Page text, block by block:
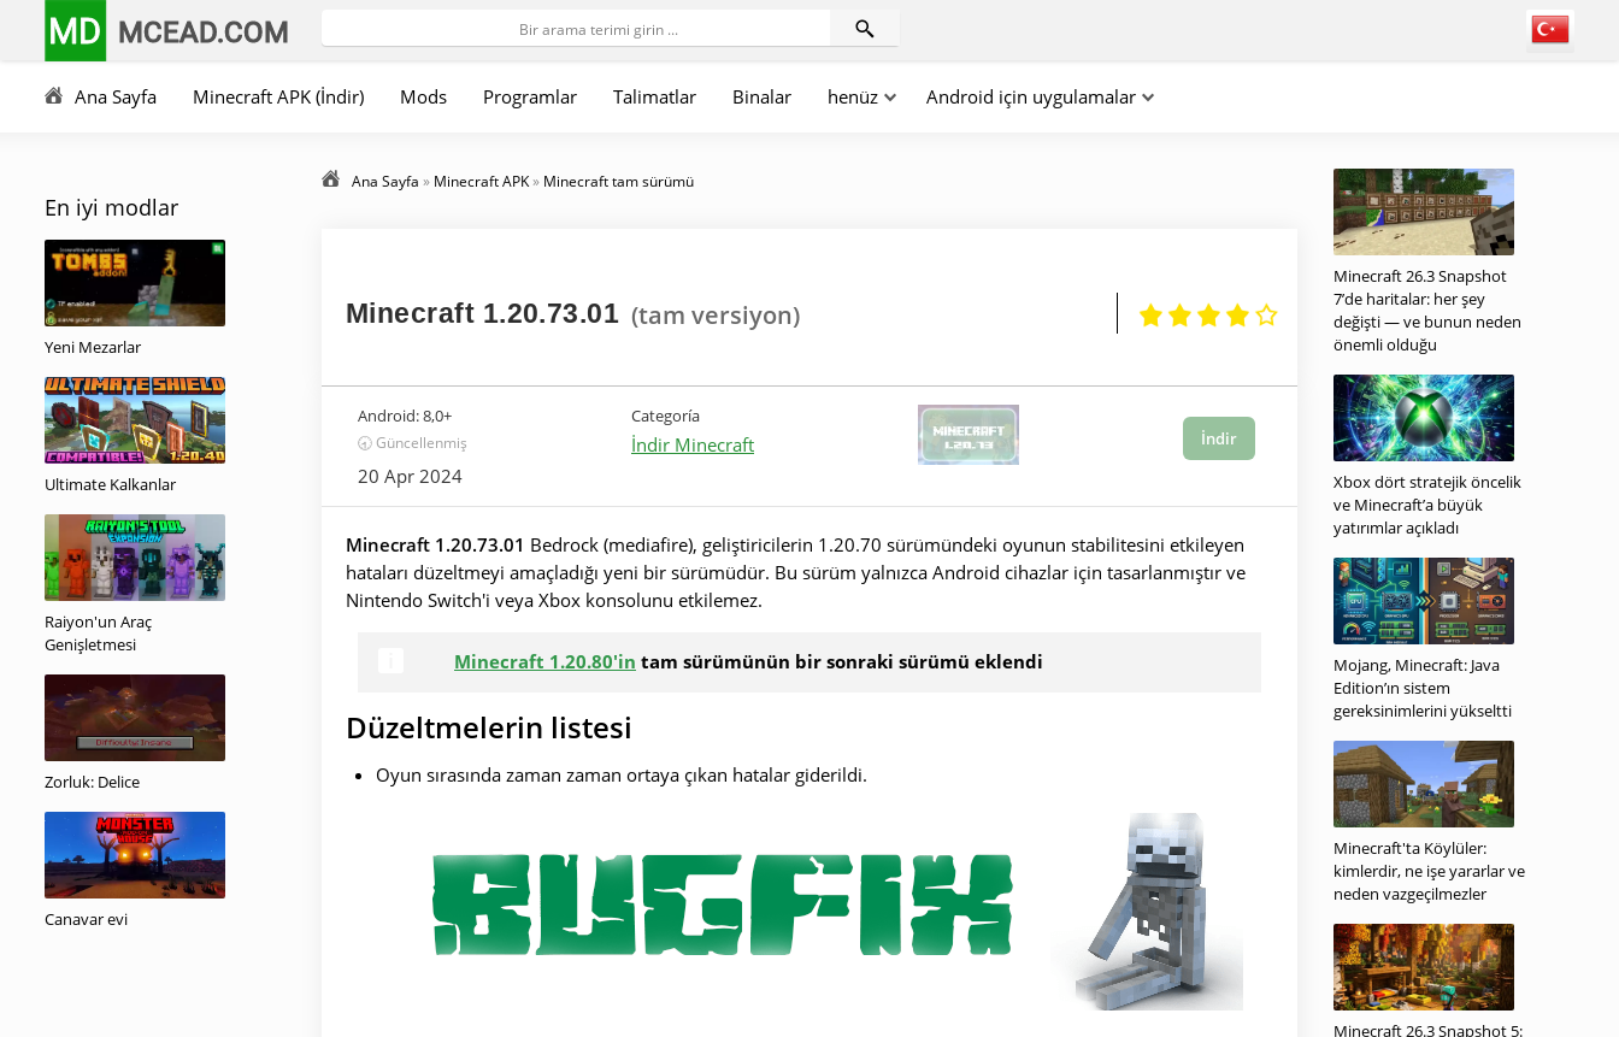
MD MCEAD.COM
Ana Sayfa Minecraft APK (İndir) Mods Programlar Talimatlar Binalar henüz Android için uygulamalar
En iyi modlar
Yeni Mezarlar
Ultimate Kalkanlar
Raiyon'un Araç
Genişletmesi
Zorluk: Delice
Canavar evi
Ana Sayfa » Minecraft APK» Minecraft tam sürümü
Minecraft 1.20.73.01 (tam versiyon)
Android:8,0+
🕣 Güncellenmiş
20 Apr 2024
Categoría
İndir Minecraft İndir
Minecraft 1.20.73.01 Bedrock (mediafire), geliştiricilerin 1.20.70 sürümündeki oyunun stabilitesini etkileyen
hataları düzeltmeyi amaçladığı yeni bir sürümüdür. Bu sürüm yalnızca Android cihazlar için tasarlanmıştır ve
Nintendo Switch'i veya Xbox konsolunu etkilemez.
Minecraft 1.20.80'in tam sürümünün bir sonraki sürümü eklendi
Düzeltmelerin listesi
Oyun sırasında zaman zaman ortaya çıkan hatalar giderildi.
Minecraft 26.3 Snapshot
7’de haritalar: her şey
değişti — ve bunun neden
önemli olduğu
Xbox dört stratejik öncelik
ve Minecraft’a büyük
yatırımlar açıkladı
Mojang, Minecraft: Java
Edition’ın sistem
gereksinimlerini yükseltti
Minecraft'ta Köylüler:
kimlerdir, ne işe yararlar ve
neden vazgeçilmezler
Minecraft 26.3 Snapshot 5: